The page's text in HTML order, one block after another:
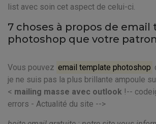
list avec soin cet aspect de celui-ci.
7 choses à propos de
photoshop que votre
Vous pouvez email template photoshop
je ne suis pas la plus brillante ampoule
< mailing masse avec outlook !--
errors - Actualité du site -->